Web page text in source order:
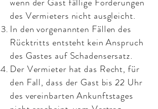
des Vermieters nicht ausgleicht.
In den vorgenannten Fällen des
Rücktritts entsteht kein Anspruch
des Gastes auf Schadensersatz.
Der Vermieter hat das Recht, für
den Fall, dass der Gast bis 22 Uhr
des vereinbarten Ankunftstages